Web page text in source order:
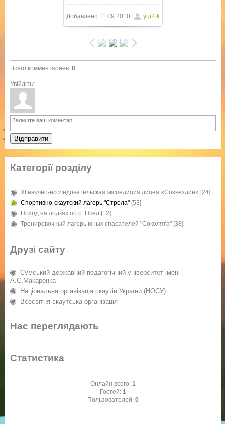
1024x768/ 255.8Kb
Добавлено 11.09.2010 yur4ik
Всего комментариев: 0
Увійдіть:
Відправити
Категорії розділу
XI научно-исследовательская экспедиция лицея «Созвездие» [24]
Спортивно-скаутский лагерь "Стрела" [53]
Поход на лодках по р. Псел [12]
Тренировочный лагерь юных спасателей "Соколята" [38]
Друзі сайту
Сумський державний педагогічний університет імені
А.С.Макаренка
Національна організація скаутів України (НОСУ)
Всесвітня скаутська організація
Нас переглядають
Статистика
Онлайн всего: 1
Гостей: 1
Пользователей: 0